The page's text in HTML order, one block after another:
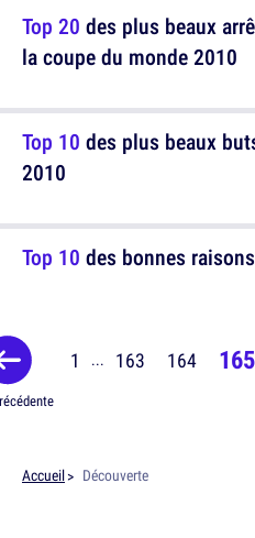
Top 10 des plus beaux
2010
Top 20 des plus beaux
la coupe du monde 2010
Top 10 des bonnes
1 ... 163 164 165
Accueil Découverte